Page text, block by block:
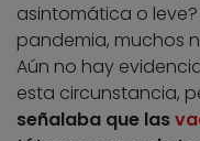
asintomática o
pandemia, muchos
Aún no hay
esta circunstancia,
señalaba que las